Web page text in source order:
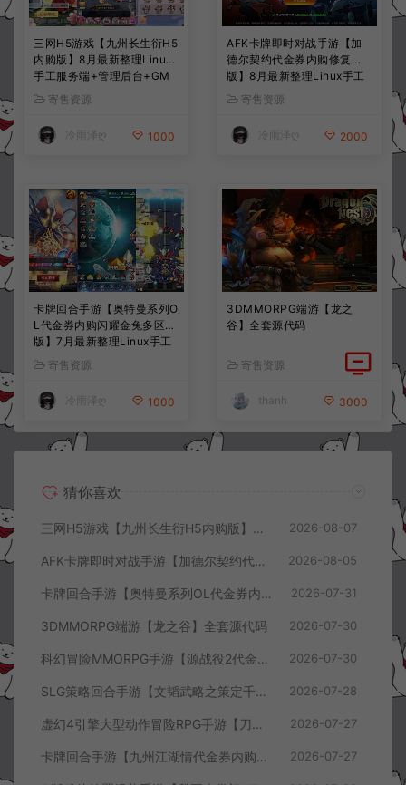
三网H5游戏【九州长生衍H5
内购版】8月最新整理Linux
手工服务端+管理后台+GM
授权后台+简易安卓客户端
+详细搭建教程+视频教程
寄售资源
冷雨泽ღ 1000
AFK卡牌即时对战手游【加
德尔契约代金券内购修复
版】8月最新整理Linux手工
服务端+前后端全套源码+CD
K授权后台+安卓苹果双端
+详细搭建教程+视频教程
寄售资源
冷雨泽ღ 2000
卡牌回合手游【奥特曼系列O
L代金券内购闪耀金兔多区
版】7月最新整理Linux手工
服务端+加解密工具+CDK授
权后台+安卓+详细搭建教程
+视频教程
寄售资源
冷雨泽ღ 1000
3DMMORPG端游【龙之
谷】全套源代码
寄售资源
thanh 3000
猜你喜欢
三网H5游戏【九州长生衍H5内购版】8月最新整理Linux手工服务端+管理后台+GM授权后台+简易安卓客户端+详细搭建教程+视频教程 2026-08-07
AFK卡牌即时对战手游【加德尔契约代金券内购修复版】8月最新整理Linux手工服务端+前后端全套源码+CDK授权后台+安卓苹果双端+详细搭建教程+视频教程 2026-08-05
卡牌回合手游【奥特曼系列OL代金券内购闪耀金兔多区版】7月最新整理Linux手工服务端+加解密工具+CDK授权后台+安卓+详细搭建教程+视频教程 2026-07-31
3DMMORPG端游【龙之谷】全套源代码 2026-07-30
科幻冒险MMORPG手游【源战役2代金券内购开区版】7月最新整理Linux手工服务端+配套源码+多功能管理后台+支付后台+CDK授权后台+安卓+详细搭建教程+视频教程 2026-07-30
SLG策略回合手游【文韬武略之策定千军代金券内购版】7月最新整理Linux手工服务端+前后端全套源码+管理后台+CDK授权后台+PC安卓+详细搭建教程+视频教程 2026-07-28
虚幻4引擎大型动作冒险RPG手游【刀锋战记2-邪恶回归】7月最新整理Linux手工服务端+全套前后端源码+管理后台+CDK授权后台+PC安卓苹果+详细搭建教程+视频教程 2026-07-27
卡牌回合手游【九州江湖情代金券内购版】7月最新整理Linux手工服务端+CDK授权后台+安卓苹果双端+详细搭建教程+视频教程 2026-07-27